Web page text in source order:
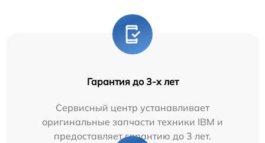
Гарантия до 3-х лет
Сервисный центр устанавливает
оригинальные запчасти техники IBM и
предоставляет гарантию до 3 лет.